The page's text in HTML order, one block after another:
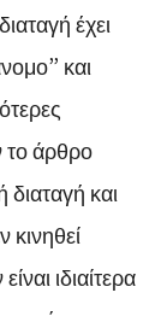
έχει
και
το άρθρο
και
ιδιαίτερα